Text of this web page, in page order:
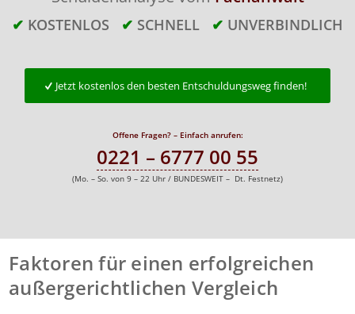
✔ KOSTENLOS ✔ SCHNELL ✔ UNVERBINDLICH
Jetzt kostenlos den besten Entschuldungsweg finden!
Offene Fragen? – Einfach anrufen:
0221 – 6777 00 55
(Mo. – So. von 9 – 22 Uhr / BUNDESWEIT – Dt. Festnetz)
Faktoren für einen erfolgreichen
außergerichtlichen Vergleich